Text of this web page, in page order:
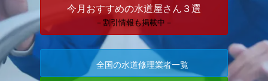
今月おすすめの水道屋さん３選
－割引情報も掲載中－
全国の水道修理業者一覧